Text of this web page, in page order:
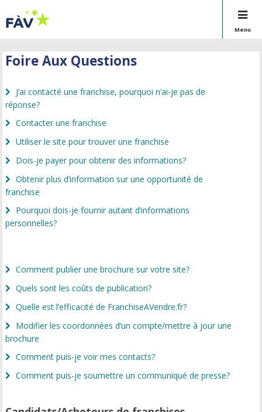
Menu
Foire Aux Questions
J’ai contacté une franchise, pourquoi n’ai-je pas de
réponse?
Contacter une franchise
Utiliser le site pour trouver une franchise
Dois-je payer pour obtenir des informations?
Obtenir plus d’information sur une opportunité de
franchise
Pourquoi dois-je fournir autant d’informations
personnelles?
Comment publier une brochure sur votre site?
Quels sont les coûts de publication?
Quelle est l’efficacité de FranchiseAVendre.fr?
Modifier les coordonnées d’un compte/mettre à jour une
brochure
Comment puis-je voir mes contacts?
Comment puis-je soumettre un communiqué de presse?